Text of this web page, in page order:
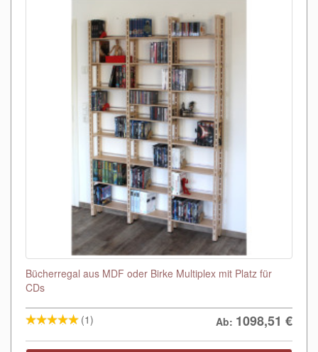
Bücherregal aus MDF oder Birke Multiplex mit Platz für
CDs
(1) Ab: 1098,51 €